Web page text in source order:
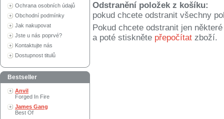
Ochrana osobních údajů
Obchodní podmínky
Jak nakupovat
Jste u nás poprvé?
Kontaktujte nás
Dostupnost titulů
Bestseller
Anvil
Forged In Fire
James Gang
Best Of
Odstranění položek z košíku:
pokud chcete odstranit všechny
Pokud chcete odstranit jen
a poté stiskněte přepočítat zboží.